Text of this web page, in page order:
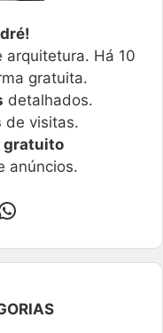
arquitetura. Há 10
gratuita.
detalhados.
de visitas.
gratuito
anúncios.